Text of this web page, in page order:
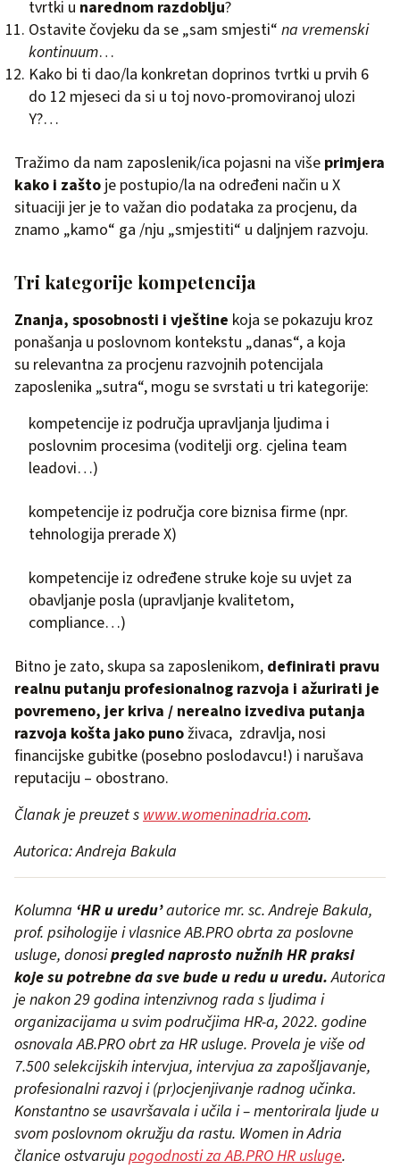
tvrtki u narednom razdoblju?
Ostavite čovjeku da se „sam smjesti“ na vremenski
kontinuum…
Kako bi ti dao/la konkretan doprinos tvrtki u prvih 6
do 12 mjeseci da si u toj novo-promoviranoj ulozi
Y?…
Tražimo da nam zaposlenik/ica pojasni na više primjera
kako i zašto je postupio/la na određeni način u X
situaciji jer je to važan dio podataka za procjenu, da
znamo „kamo“ ga /nju „smjestiti“ u daljnjem razvoju.
Tri kategorije kompetencija
Znanja, sposobnosti i vještine koja se pokazuju kroz
ponašanja u poslovnom kontekstu „danas“, a koja
su relevantna za procjenu razvojnih potencijala
zaposlenika „sutra“, mogu se svrstati u tri kategorije:
kompetencije iz područja upravljanja ljudima i
poslovnim procesima (voditelji org. cjelina team
leadovi…)
kompetencije iz područja core biznisa firme (npr.
tehnologija prerade X)
kompetencije iz određene struke koje su uvjet za
obavljanje posla (upravljanje kvalitetom,
compliance…)
Bitno je zato, skupa sa zaposlenikom, definirati pravu
realnu putanju profesionalnog razvoja i ažurirati je
povremeno, jer kriva / nerealno izvediva putanja
razvoja košta jako punoživaca, zdravlja, nosi
financijske gubitke (posebno poslodavcu!) i narušava
reputaciju – obostrano.
Članak je preuzet swww.womeninadria.com.
Autorica: Andreja Bakula
Kolumna ‘HR u uredu’autorice mr. sc. Andreje Bakula,
prof. psihologije i vlasnice AB.PRO obrta za poslovne
usluge, donosipregled naprosto nužnih HR praksi
koje su potrebne da sve bude u redu u uredu.Autorica
je nakon 29 godina intenzivnog rada s ljudima i
organizacijama u svim područjima HR-a, 2022. godine
osnovala AB.PRO obrt za HR usluge. Provela je više od
7.500 selekcijskih intervjua, intervjua za zapošljavanje,
profesionalni razvoj i (pr)ocjenjivanje radnog učinka.
Konstantno se usavršavala i učila i – mentorirala ljude u
svom poslovnom okružju da rastu. Women in Adria
članice ostvarujupogodnosti za AB.PRO HR usluge.